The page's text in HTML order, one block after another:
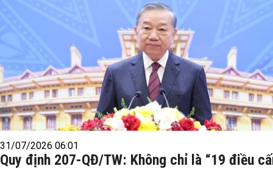
31/07/2026 06:01
Quy định 207-QĐ/TW: Không chỉ là “19 điều